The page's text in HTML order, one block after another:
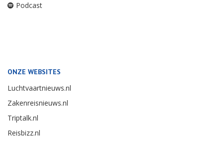
Podcast
ONZE WEBSITES
Luchtvaartnieuws.nl
Zakenreisnieuws.nl
Triptalk.nl
Reisbizz.nl